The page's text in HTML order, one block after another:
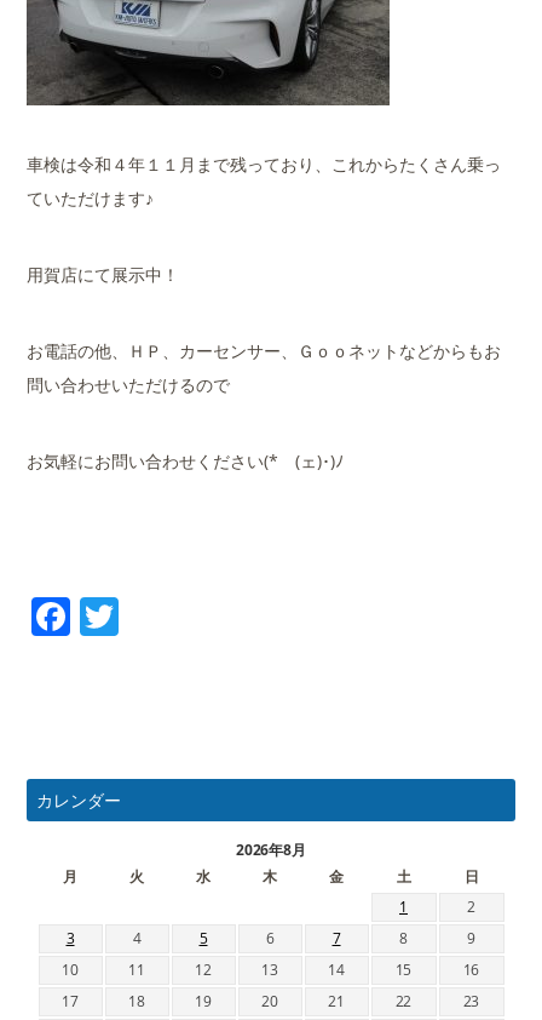
車検は令和４年１１月まで残っており、これからたくさん乗っ
ていただけます♪
用賀店にて展示中！
お電話の他、ＨＰ、カーセンサー、Ｇｏｏネットなどからもお
問い合わせいただけるので
お気軽にお問い合わせください(*ゝ(ェ)･)ﾉ
Facebook
カレンダー
2026年8月
月
火 水 木 金 土
日
1
2
3
4 5 6 7 8
9
10
11 12 13 14 15
16
17
18 19 20 21 22 23